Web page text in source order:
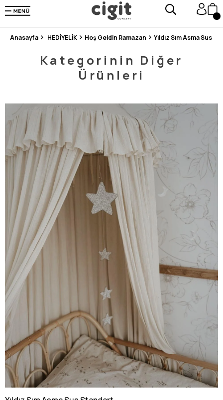
250.000'DEN FAZLA DEĞERLENDİRMEDE 5 ÜZERİNDEN 4.8 PUAN ALDI ⭐⭐⭐⭐⭐
3 MİLYONDAN FAZLA MUTLU MÜŞTERİ ❤️ 10 MİLYON ÜRÜN
Anasayfa HEDİYELİK Hoş Geldin Ramazan Yıldız Sım Asma Sus
Kategorinin Diğer
Ürünleri